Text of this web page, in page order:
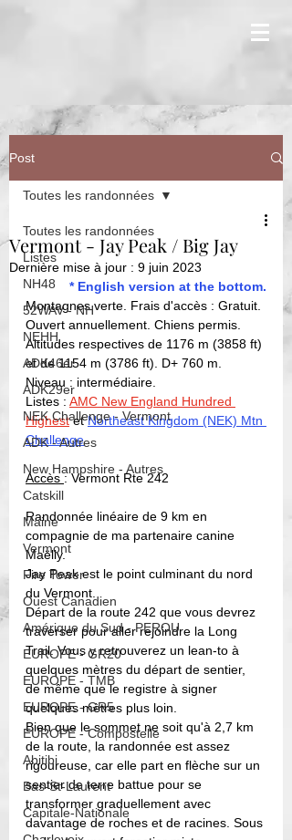
Post
Toutes les randonnées
Listes
NH48
52WAV - NH
NEHH
ADK46er
ADK29er
NEK Challenge - Vermont
ADK - Autres
New Hampshire - Autres
Catskill
Maine
Vermont
Fire Tower
Ouest Canadien
Amérique du Sud - PEROU
EUROPE - GR20
EUROPE - TMB
EUROPE - GR5
EUROPE - Compostelle
Abitibi
Bas-St-Laurent
Capitale-Nationale
Toutes les randonnées
Vermont - Jay Peak / Big Jay
Dernière mise à jour : 9 juin 2023
* English version at the bottom.
Montagnes verte. Frais d'accès : Gratuit.
Ouvert annuellement. Chiens permis.
Altitudes respectives de 1176 m (3858 ft)
et de 1154 m (3786 ft). D+ 760 m.
Niveau : intermédiaire.
Listes : AMC New England Hundred
Highest et Northeast Kingdom (NEK) Mtn
Challenge
Accès : Vermont Rte 242
Randonnée linéaire de 9 km en
compagnie de ma partenaire canine
Maëlly.
Jay Peak est le point culminant du nord
du Vermont.
Départ de la route 242 que vous devrez
traverser pour aller rejoindre la Long
Trail. Vous y retrouverez un lean-to à
quelques mètres du départ de sentier,
de même que le registre à signer
quelques mètres plus loin.
Bien que le sommet ne soit qu'à 2,7 km
de la route, la randonnée est assez
rigoureuse, car elle part en flèche sur un
sentier de terre battue pour se
transformer graduellement avec
davantage de roches et de racines. Sous